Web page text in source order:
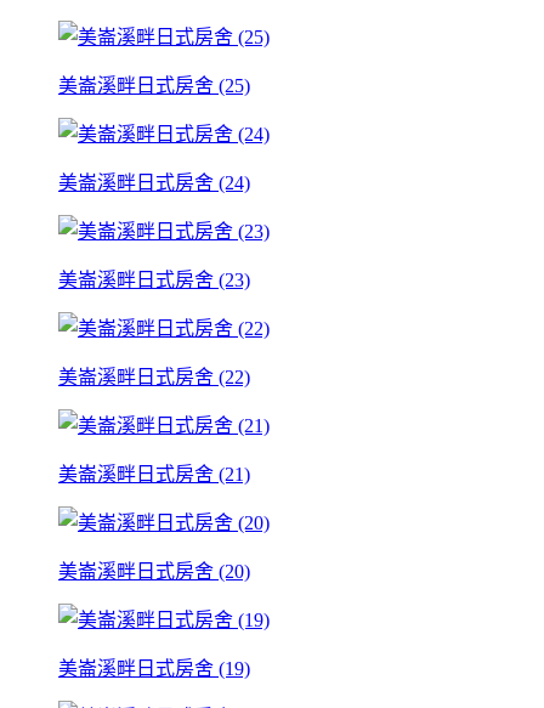
美崙溪畔日式房舍 (25)
美崙溪畔日式房舍 (24)
美崙溪畔日式房舍 (23)
美崙溪畔日式房舍 (22)
美崙溪畔日式房舍 (21)
美崙溪畔日式房舍 (20)
美崙溪畔日式房舍 (19)